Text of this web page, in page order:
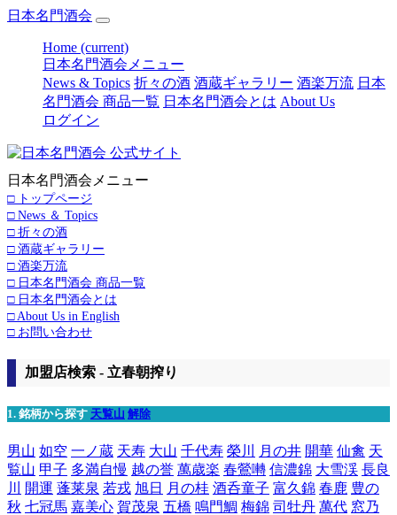
日本名門酒会
Home (current)
日本名門酒会メニュー
News & Topics 折々の酒 酒蔵ギャラリー 酒楽万流 日本
名門酒会 商品一覧 日本名門酒会とは About Us
ログイン
日本名門酒会メニュー
□ トップページ
□ News ＆ Topics
□ 折々の酒
□ 酒蔵ギャラリー
□ 酒楽万流
□ 日本名門酒会 商品一覧
□ 日本名門酒会とは
□ About Us in English
□ お問い合わせ
加盟店検索 - 立春朝搾り
1. 銘柄から探す 天覧山 解除
男山 如空 一ノ蔵 天寿 大山 千代寿 榮川 月の井 開華 仙禽 天
覧山 甲子 多満自慢 越の誉 萬歳楽 春鶯囀 信濃錦 大雪渓 長良
川
開運 蓬莱泉 若戎 旭日 月の桂 酒呑童子 富久錦 春鹿 豊の
秋 七冠馬 嘉美心 賀茂泉 五橋 鳴門鯛 梅錦 司牡丹 萬代 窓乃